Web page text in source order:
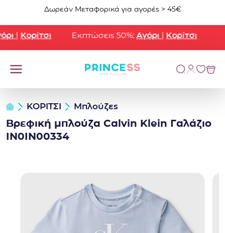
Μετάβαση στο περιεχόμενο
Δωρεάν Μεταφορικά για αγορές > 45€
|Κορίτσι Εκπτώσεις 50%:Αγόρι|Κορίτσι
ΚΟΡΙΤΣΙ Μπλούζες
Βρεφική μπλούζα Calvin Klein Γαλάζιο
IN0IN00334